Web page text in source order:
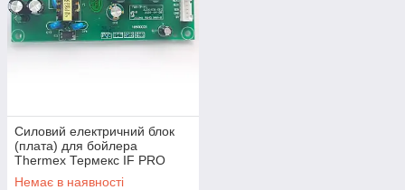
Cиловий електричний блок
(плата) для бойлера
Thermex Термекс IF PRO
(2017) ОРИГІНАЛ
Немає в наявності